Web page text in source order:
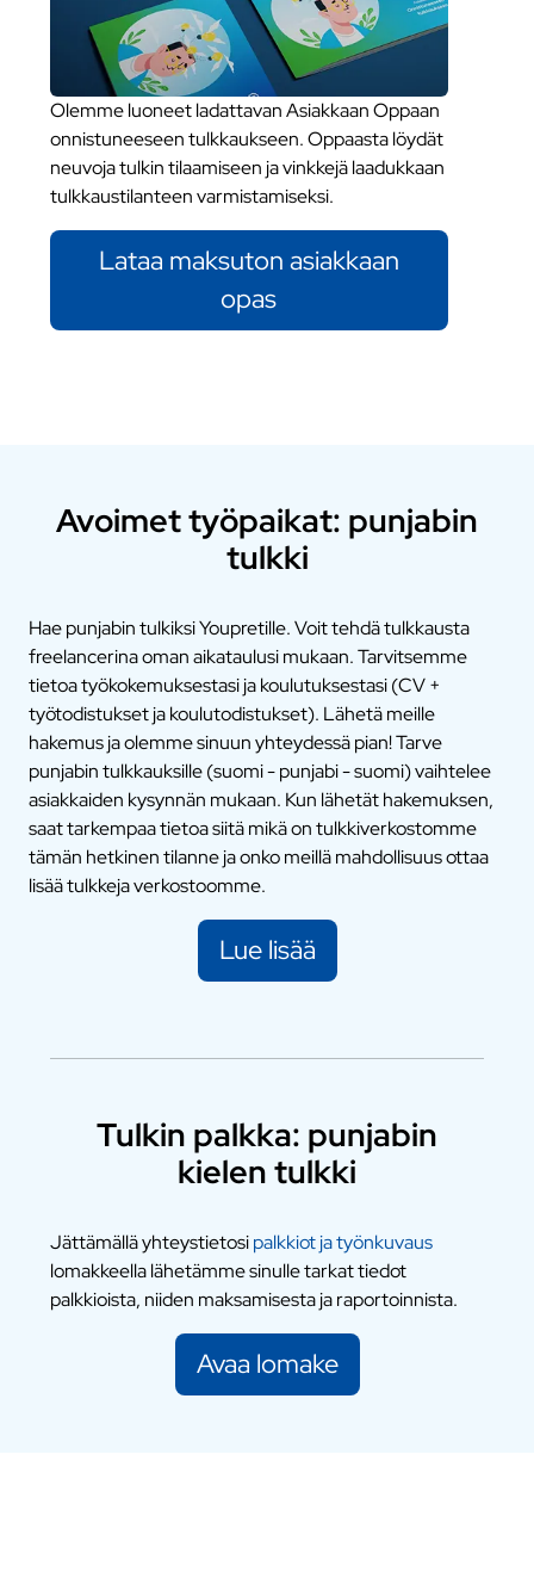
Olemme luoneet ladattavan Asiakkaan Oppaan
onnistuneeseen tulkkaukseen. Oppaasta löydät
neuvoja tulkin tilaamiseen ja vinkkejä laadukkaan
tulkkaustilanteen varmistamiseksi.
Lataa maksuton asiakkaan
opas
Avoimet työpaikat: punjabin
tulkki
Hae punjabin tulkiksi Youpretille. Voit tehdä tulkkausta
freelancerina oman aikataulusi mukaan. Tarvitsemme
tietoa työkokemuksestasi ja koulutuksestasi (CV +
työtodistukset ja koulutodistukset). Lähetä meille
hakemus ja olemme sinuun yhteydessä pian! Tarve
punjabin tulkkauksille (suomi - punjabi - suomi) vaihtelee
asiakkaiden kysynnän mukaan. Kun lähetät hakemuksen,
saat tarkempaa tietoa siitä mikä on tulkkiverkostomme
tämän hetkinen tilanne ja onko meillä mahdollisuus ottaa
lisää tulkkeja verkostoomme.
Lue lisää
Tulkin palkka: punjabin
kielen tulkki
Jättämällä yhteystietosipalkkiot ja työnkuvaus
lomakkeella lähetämme sinulle tarkat tiedot
palkkioista, niiden maksamisesta ja raportoinnista.
Avaa lomake